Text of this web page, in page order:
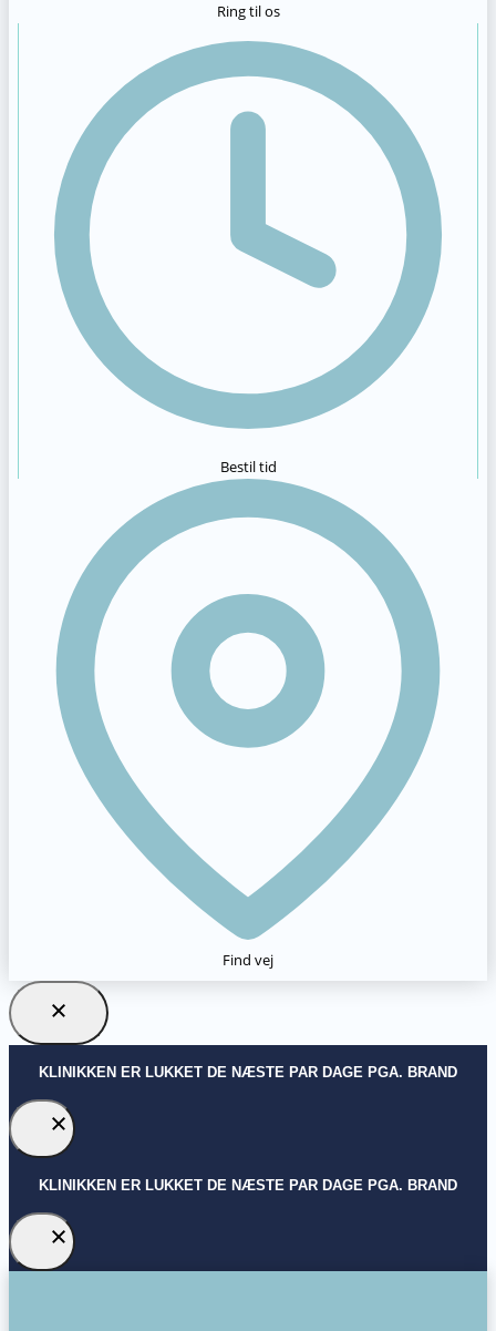
Ring til os
Bestil tid
Find vej
KLINIKKEN ER LUKKET DE NÆSTE PAR DAGE PGA. BRAND
KLINIKKEN ER LUKKET DE NÆSTE PAR DAGE PGA. BRAND